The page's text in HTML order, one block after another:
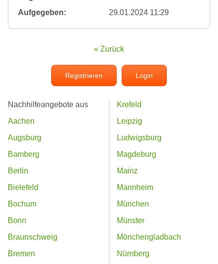
Aufgegeben:
29.01.2024 11:29
« Zurück
Registrieren Login
Nachhilfeangebote aus
Aachen
Augsburg
Bamberg
Berlin
Bielefeld
Bochum
Bonn
Braunschweig
Bremen
Krefeld
Leipzig
Ludwigsburg
Magdeburg
Mainz
Mannheim
München
Münster
Mönchengladbach
Nürnberg